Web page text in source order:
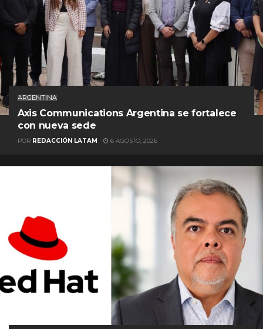
ARGENTINA
Axis Communications Argentina se fortalece
con nueva sede
POR REDACCIÓN LATAM 6 AGOSTO, 2026